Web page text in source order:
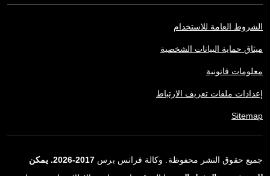
الشروط العامة للاستخدام
ميثاق حماية البيانات الشخصية
معلومات قانونية
إعدادات ملفات تعريف الارتباط
Sitemap
جميع حقوق النشر محفوظة. وكالة فرانس برس
2017-2026. يمكن